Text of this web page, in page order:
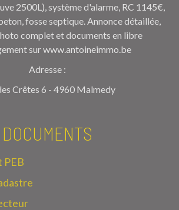
2500L), système d'alarme, RC 1145€,
fosse septique. Annonce détaillée,
complet et documents en libre
sur www.antoineimmo.be
Adresse :
Crêtes 6 - 4960 Malmedy
DOCUMENTS
PEB